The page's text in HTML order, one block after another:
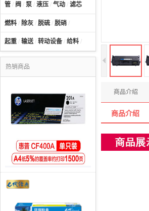
管 / 阀 / 泵 / 液压 / 气动 / 滤芯
燃料 / 除灰 / 脱硫 / 脱硝 /
起重 / 输送/ 转动设备 / 给料 /
热销商品
商品介绍
商品介绍